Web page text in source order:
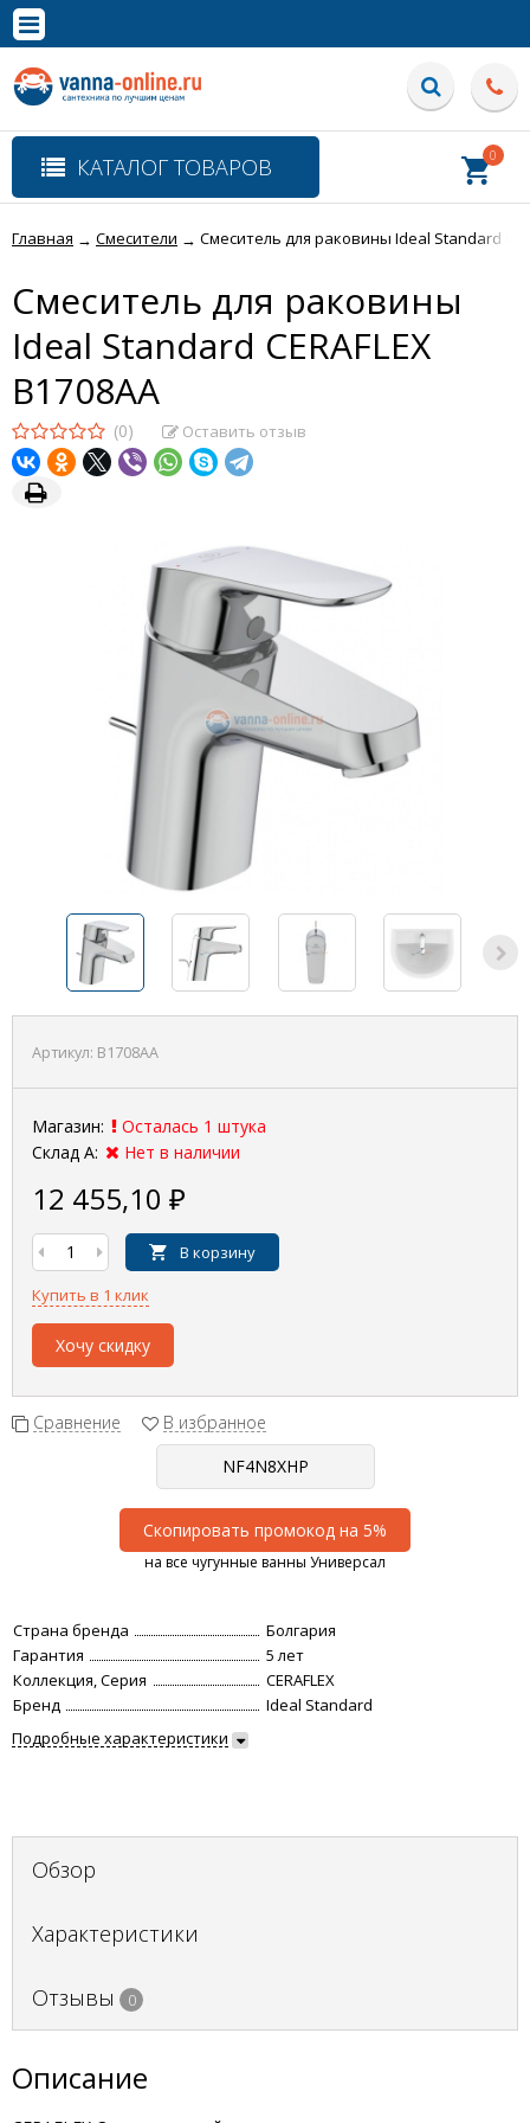
Полная версия сайта
КАТАЛОГ ТОВАРОВ 0
Главная → Смесители → Смеситель для раковины Ideal Standard
Смеситель для раковины
Ideal Standard CERAFLEX
B1708AA
(0) Оставить отзыв
Артикул: B1708AA
Магазин:
Осталась 1 штука
Склад А:
Нет в наличии
12 455,10 ₽
В корзину
Купить в 1 клик
Хочу скидку
Сравнение В избранное
Скопировать промокод на 5%
на все чугунные ванны Универсал
Страна бренда
Болгария
Гарантия
5 лет
Коллекция, Серия
CERAFLEX
Бренд
Ideal Standard
Подробные характеристики
Обзор
Характеристики
Отзывы 0
Описание